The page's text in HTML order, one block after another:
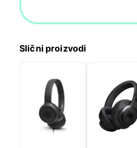
Slični proizvodi